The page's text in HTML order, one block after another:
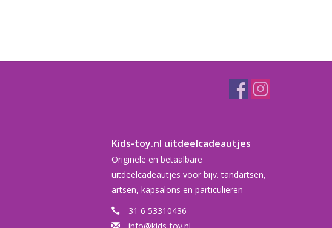
Kids-toy.nl uitdeelcadeautjes
Originele en betaalbare
uitdeelcadeautjes voor bijv. tandartsen,
artsen, kapsalons en particulieren
31 6 53310436